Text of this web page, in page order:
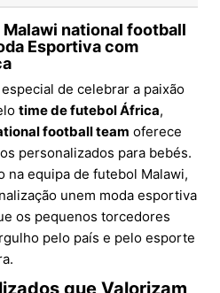
national football
Esportiva com
de celebrar a paixão
time de futebol África,
football team oferece
personalizados para bebés.
na equipa de futebol Malawi,
unem moda esportiva
os pequenos torcedores
pelo país e pelo esporte
que Valorizam